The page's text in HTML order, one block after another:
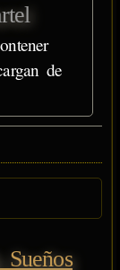
de